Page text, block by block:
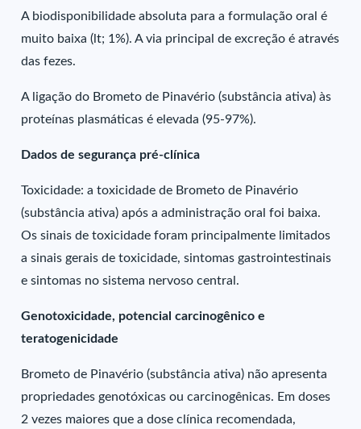
A biodisponibilidade absoluta para a formulação oral é
muito baixa (lt; 1%). A via principal de excreção é através
das fezes.
A ligação do Brometo de Pinavério (substância ativa) às
proteínas plasmáticas é elevada (95-97%).
Dados de segurança pré-clínica
Toxicidade: a toxicidade de Brometo de Pinavério
(substância ativa) após a administração oral foi baixa.
Os sinais de toxicidade foram principalmente limitados
a sinais gerais de toxicidade, sintomas gastrointestinais
e sintomas no sistema nervoso central.
Genotoxicidade, potencial carcinogênico e
teratogenicidade
Brometo de Pinavério (substância ativa) não apresenta
propriedades genotóxicas ou carcinogênicas. Em doses
2 vezes maiores que a dose clínica recomendada,